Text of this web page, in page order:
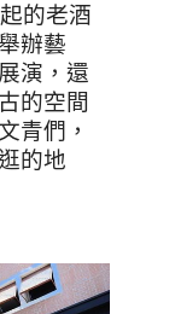
的老酒
辦藝
演，還
的空間
青們，
的地